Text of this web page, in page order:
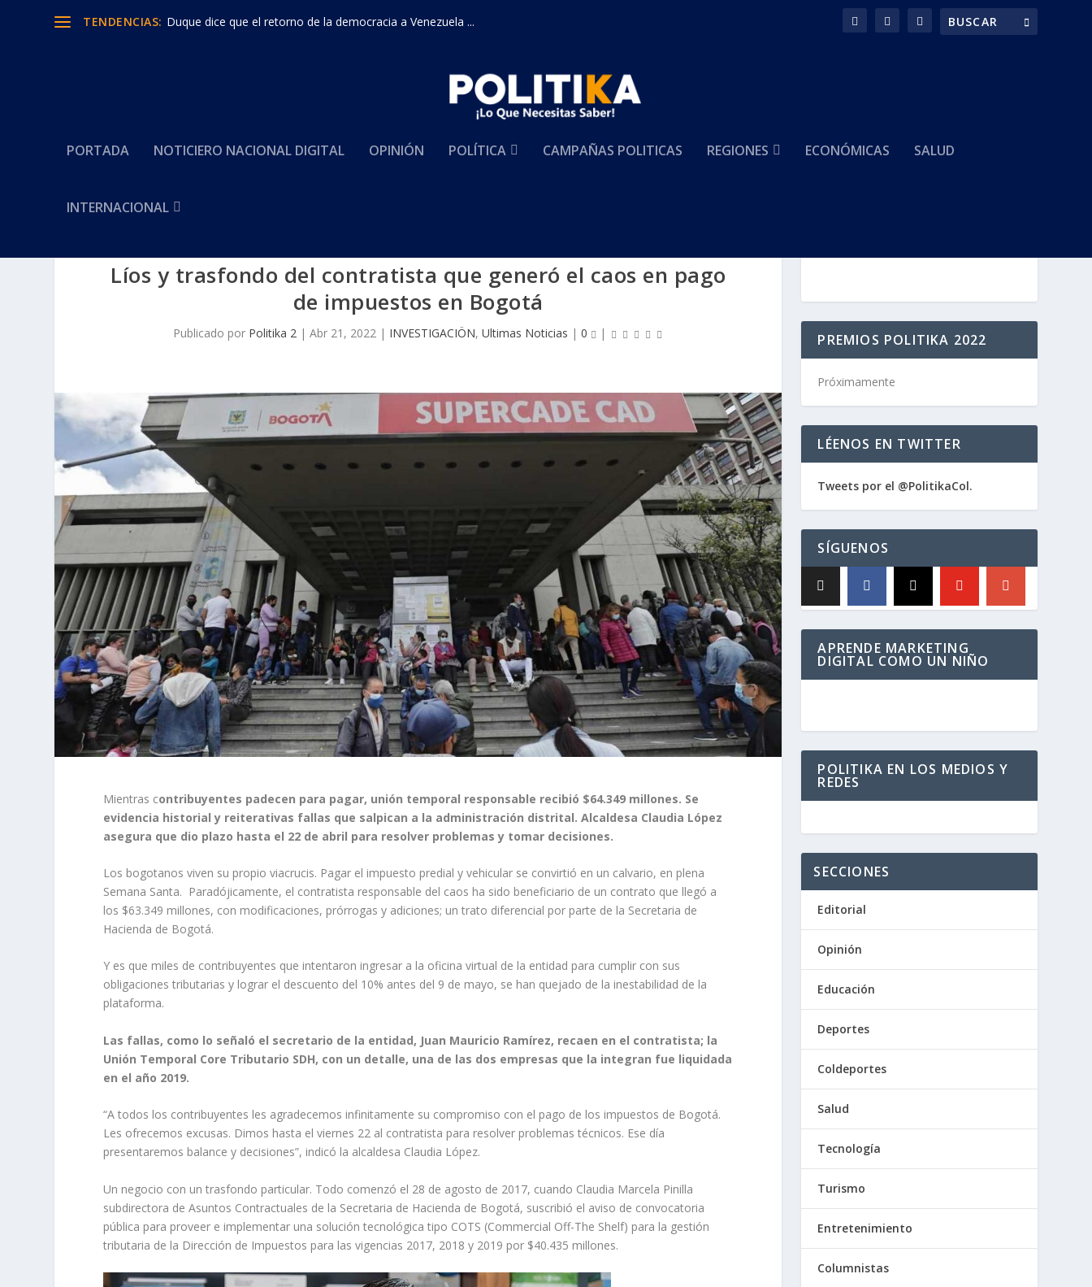
TENDENCIAS: Duque dice que el retorno de la democracia a Venezuela ...
PORTADA NOTICIERO NACIONAL DIGITAL OPINIÓN POLÍTICA CAMPAÑAS POLITICAS REGIONES ECONÓMICAS SALUD
INTERNACIONAL
Líos y trasfondo del contratista que generó el caos en pago
de impuestos en Bogotá
Publicado por Politika 2 |Abr 21, 2022 | INVESTIGACIÖN,Ultimas Noticias |0 |
Mientras contribuyentes padecen para pagar, unión temporal responsable recibió $64.349 millones. Se
evidencia historial y reiterativas fallas que salpican a la administración distrital. Alcaldesa Claudia López
asegura que dio plazo hasta el 22 de abril para resolver problemas y tomar decisiones.
Los bogotanos viven su propio viacrucis. Pagar el impuesto predial y vehicular se convirtió en un calvario, en plena
Semana Santa. Paradójicamente, el contratista responsable del caos ha sido beneficiario de un contrato que llegó a
los $63.349 millones, con modificaciones, prórrogas y adiciones; un trato diferencial por parte de la Secretaria de
Hacienda de Bogotá.
Y es que miles de contribuyentes que intentaron ingresar a la oficina virtual de la entidad para cumplir con sus
obligaciones tributarias y lograr el descuento del 10% antes del 9 de mayo, se han quejado de la inestabilidad de la
plataforma.
Las fallas, como lo señaló el secretario de la entidad, Juan Mauricio Ramírez, recaen en el contratista; la
Unión Temporal Core Tributario SDH, con un detalle, una de las dos empresas que la integran fue liquidada
en el año 2019.
“A todos los contribuyentes les agradecemos infinitamente su compromiso con el pago de los impuestos de Bogotá.
Les ofrecemos excusas. Dimos hasta el viernes 22 al contratista para resolver problemas técnicos. Ese día
presentaremos balance y decisiones”, indicó la alcaldesa Claudia López.
Un negocio con un trasfondo particular. Todo comenzó el 28 de agosto de 2017, cuando Claudia Marcela Pinilla
subdirectora de Asuntos Contractuales de la Secretaria de Hacienda de Bogotá, suscribió el aviso de convocatoria
pública para proveer e implementar una solución tecnológica tipo COTS (Commercial Off-The Shelf) para la gestión
tributaria de la Dirección de Impuestos para las vigencias 2017, 2018 y 2019 por $40.435 millones.
PREMIOS POLITIKA 2022
Próximamente
LÉENOS EN TWITTER
Tweets por el @PolitikaCol.
SÍGUENOS
APRENDE MARKETING
DIGITAL COMO UN NIÑO
POLITIKA EN LOS MEDIOS Y
REDES
SECCIONES
Editorial
Opinión
Educación
Deportes
Coldeportes
Salud
Tecnología
Turismo
Entretenimiento
Columnistas